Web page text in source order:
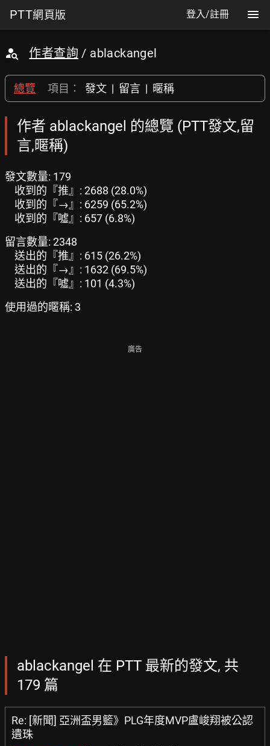
PTT網頁版 登入/註冊
作者查詢 / ablackangel
總覽 項目： 發文 | 留言 | 暱稱
作者 ablackangel 的總覽 (PTT發文,留
言,暱稱)
發文數量: 179
收到的『推』: 2688 (28.0%)
收到的『→』: 6259 (65.2%)
收到的『噓』: 657 (6.8%)
留言數量: 2348
送出的『推』: 615 (26.2%)
送出的『→』: 1632 (69.5%)
送出的『噓』: 101 (4.3%)
使用過的暱稱: 3
廣告
ablackangel 在 PTT 最新的發文, 共
179 篇
Re: [新聞] 亞洲盃男籃》PLG年度MVP盧峻翔被公認
遺珠